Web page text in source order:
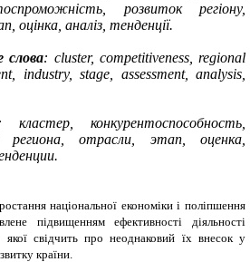
розвиток регіону,
оцінка, аналіз, тенденції.
слова: cluster, competitiveness, regional
industry, stage, assessment, analysis,
кластер, конкурентоспособность,
региона, отрасли, этап, оценка,
національної економіки і поліпшення
підвищенням ефективності діяльності
якої свідчить про неоднаковий їх внесок у
країни.